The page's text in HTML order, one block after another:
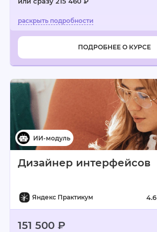
ПОДРОБНЕЕ О КУРСЕ
Дизайнер интерфейсов
Яндекс Практикум 4.6
151 500 ₽